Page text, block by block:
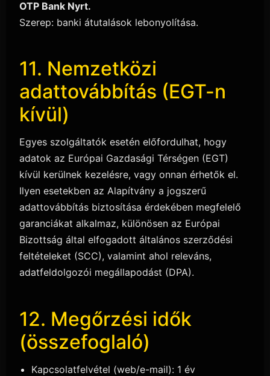
OTP Bank Nyrt.
Szerep: banki átutalások lebonyolítása.
11. Nemzetközi
adattovábbítás (EGT-n
kívül)
Egyes szolgáltatók esetén előfordulhat, hogy
adatok az Európai Gazdasági Térségen (EGT)
kívül kerülnek kezelésre, vagy onnan érhetők el.
Ilyen esetekben az Alapítvány a jogszerű
adattovábbítás biztosítása érdekében megfelelő
garanciákat alkalmaz, különösen az Európai
Bizottság által elfogadott általános szerződési
feltételeket (SCC), valamint ahol releváns,
adatfeldolgozói megállapodást (DPA).
12. Megőrzési idők
(összefoglaló)
Kapcsolatfelvétel (web/e-mail): 1 év